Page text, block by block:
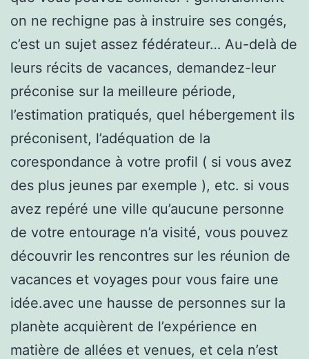
on ne rechigne pas à instruire ses congés,
c’est un sujet assez fédérateur… Au-delà de
leurs récits de vacances, demandez-leur
préconise sur la meilleure période,
l’estimation pratiqués, quel hébergement ils
préconisent, l’adéquation de la
corespondance à votre profil ( si vous avez
des plus jeunes par exemple ), etc. si vous
avez repéré une ville qu’aucune personne
de votre entourage n’a visité, vous pouvez
découvrir les rencontres sur les réunion de
vacances et voyages pour vous faire une
idée.avec une hausse de personnes sur la
planète acquièrent de l’expérience en
matière de allées et venues, et cela n’est